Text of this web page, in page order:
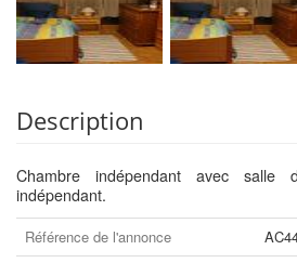
Description
Chambre indépendant avec salle
indépendant.
Référence de l'annonce